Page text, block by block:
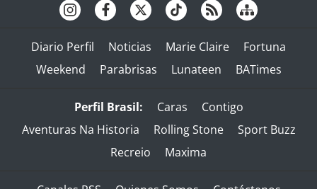
Diario Perfil Noticias Marie Claire
Fortuna
Weekend
Parabrisas Lunateen BATimes
Perfil Brasil: Caras
Contigo
Aventuras Na Historia
Rolling Stone
Sport Buzz
Recreio
Maxima